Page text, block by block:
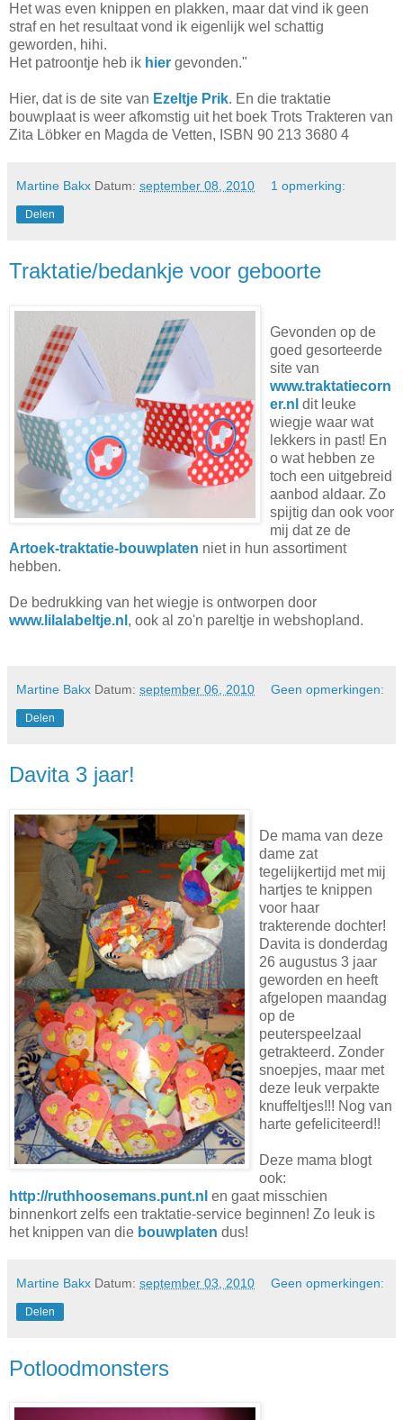
Het was even knippen en plakken, maar dat vind ik geen
straf en het resultaat vond ik eigenlijk wel schattig
geworden, hihi.
Het patroontje heb ik hier gevonden."
Hier, dat is de site van Ezeltje Prik. En die traktatie
bouwplaat is weer afkomstig uit het boek Trots Trakteren van
Zita Löbker en Magda de Vetten, ISBN 90 213 3680 4
Martine Bakx Datum: september 08, 2010 1 opmerking:
Delen
Traktatie/bedankje voor geboorte
Gevonden op de
goed gesorteerde
site van
www.traktatiecorn
er.nl dit leuke
wiegje waar wat
lekkers in past! En
o wat hebben ze
toch een uitgebreid
aanbod aldaar. Zo
spijtig dan ook voor
mij dat ze de
Artoek-traktatie-bouwplaten niet in hun assortiment
hebben.
De bedrukking van het wiegje is ontworpen door
www.lilalabeltje.nl , ook al zo'n pareltje in webshopland.
Martine Bakx Datum: september 06, 2010 Geen opmerkingen:
Delen
Davita 3 jaar!
De mama van deze
dame zat
tegelijkertijd met mij
hartjes te knippen
voor haar
trakterende dochter!
Davita is donderdag
26 augustus 3 jaar
geworden en heeft
afgelopen maandag
op de
peuterspeelzaal
getrakteerd. Zonder
snoepjes, maar met
deze leuk verpakte
knuffeltjes!!! Nog van
harte gefeliciteerd!!
Deze mama blogt
ook:
http://ruthhoosemans.punt.nl en gaat misschien
binnenkort zelfs een traktatie-service beginnen! Zo leuk is
het knippen van die bouwplaten dus!
Martine Bakx Datum: september 03, 2010 Geen opmerkingen:
Delen
Potloodmonsters